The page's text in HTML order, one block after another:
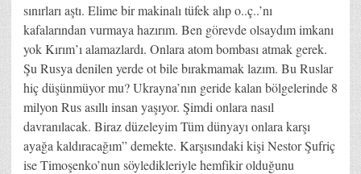
sınırları aştı. Elime bir makinalı tüfek alıp o..ç..’nı
kafalarından vurmaya hazırım. Ben görevde olsaydım imkanı
yok Kırım’ı alamazlardı. Onlara atom bombası atmak gerek.
Şu Rusya denilen yerde ot bile bırakmamak lazım. Bu Ruslar
hiç düşünmüyor mu? Ukrayna’nın geride kalan bölgelerinde 8
milyon Rus asıllı insan yaşıyor. Şimdi onlara nasıl
davranılacak. Biraz düzeleyim Tüm dünyayı onlara karşı
ayağa kaldıracağım” demekte. Karşısındaki kişi Nestor Şufriç
ise Timoşenko’nun söyledikleriyle hemfikir olduğunu